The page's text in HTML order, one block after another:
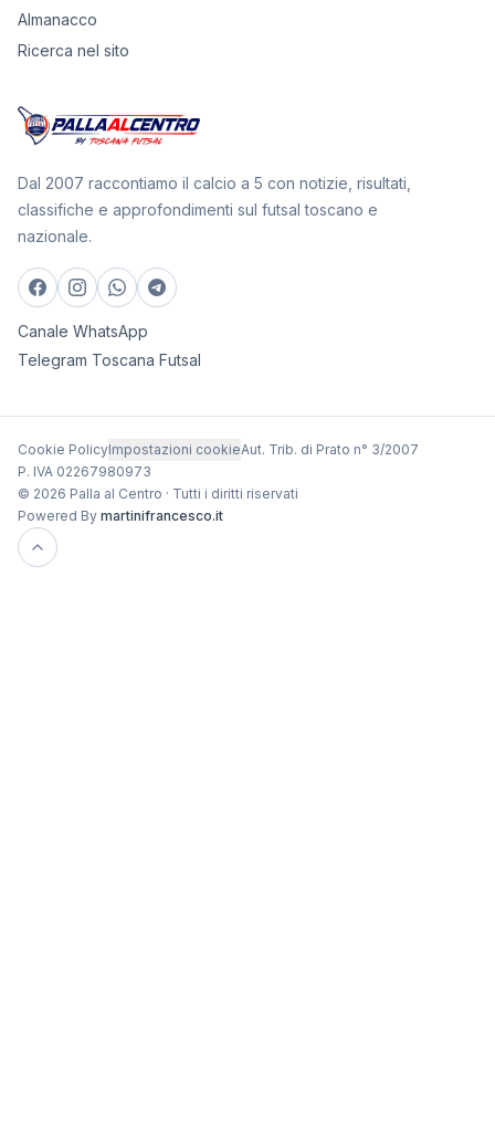
Almanacco
Ricerca nel sito
Dal 2007 raccontiamo il calcio a 5 con notizie, risultati,
classifiche e approfondimenti sul futsal toscano e
nazionale.
Canale WhatsApp
Telegram Toscana Futsal
Cookie PolicyImpostazioni cookieAut. Trib. di Prato n° 3/2007
P. IVA 02267980973
© 2026 Palla al Centro · Tutti i diritti riservati
Powered By martinifrancesco.it